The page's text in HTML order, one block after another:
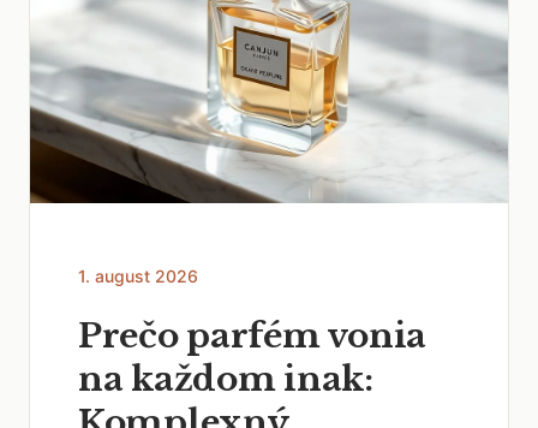
1. august 2026
Prečo parfém vonia
na každom inak: